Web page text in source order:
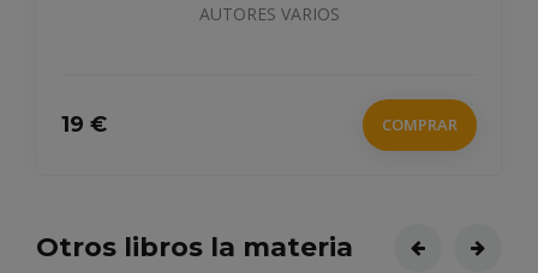
AUTORES VARIOS
19 € COMPRAR
Otros libros la materia